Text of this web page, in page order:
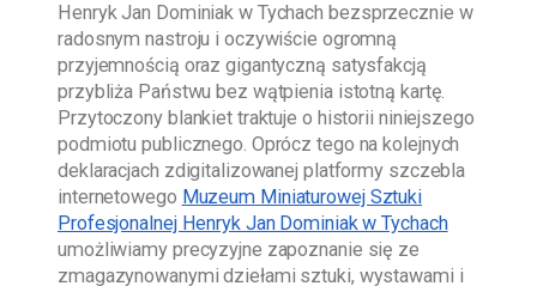
Henryk Jan Dominiak w Tychach bezsprzecznie w
radosnym nastroju i oczywiście ogromną
przyjemnością oraz gigantyczną satysfakcją
przybliża Państwu bez wątpienia istotną kartę.
Przytoczony blankiet traktuje o historii niniejszego
podmiotu publicznego. Oprócz tego na kolejnych
deklaracjach zdigitalizowanej platformy szczebla
internetowego Muzeum Miniaturowej Sztuki
Profesjonalnej Henryk Jan Dominiak w Tychach
umożliwiamy precyzyjne zapoznanie się ze
zmagazynowanymi dziełami sztuki, wystawami i